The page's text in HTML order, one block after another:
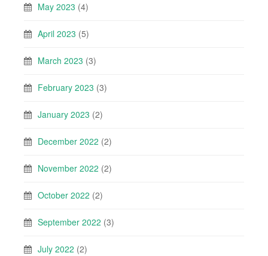
May 2023 (4)
April 2023 (5)
March 2023 (3)
February 2023 (3)
January 2023 (2)
December 2022 (2)
November 2022 (2)
October 2022 (2)
September 2022 (3)
July 2022 (2)